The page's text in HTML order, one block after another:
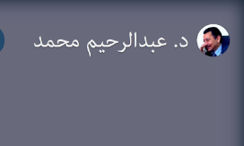
للمحتوى